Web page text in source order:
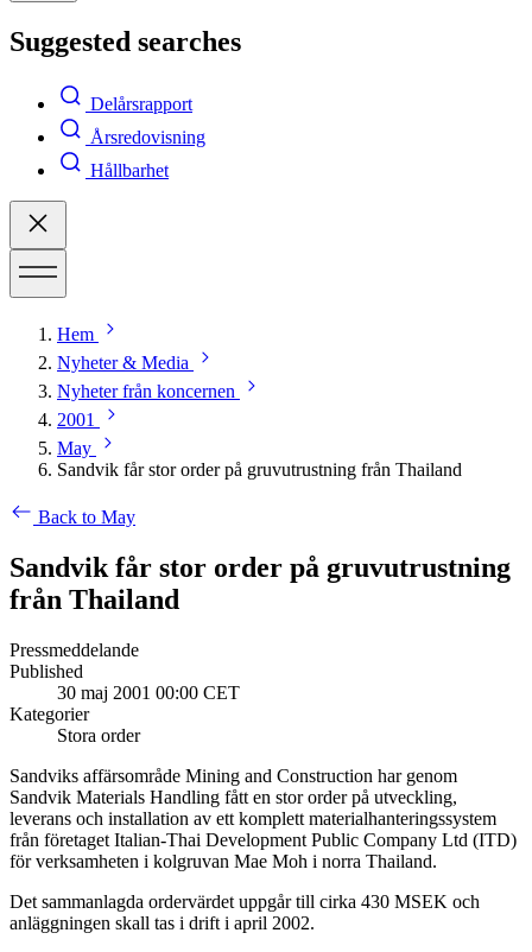
Suggested searches
Delårsrapport
Årsredovisning
Hållbarhet
Hem
Nyheter & Media
Nyheter från koncernen
2001
May
Sandvik får stor order på gruvutrustning från Thailand
Back to May
Sandvik får stor order på gruvutrustning
från Thailand
Pressmeddelande
Published
30 maj 2001 00:00 CET
Kategorier
Stora order
Sandviks affärsområde Mining and Construction har genom
Sandvik Materials Handling fått en stor order på utveckling,
leverans och installation av ett komplett materialhanteringssystem
från företaget Italian-Thai Development Public Company Ltd (ITD)
för verksamheten i kolgruvan Mae Moh i norra Thailand.
Det sammanlagda ordervärdet uppgår till cirka 430 MSEK och
anläggningen skall tas i drift i april 2002.